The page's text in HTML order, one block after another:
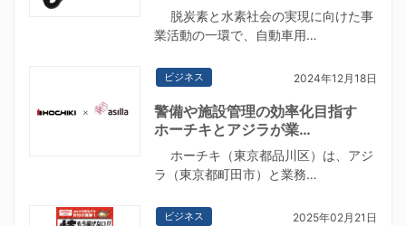
脱炭素と水素社会の実現に向けた事
業活動の一環で、自動車用…
ビジネス 2024年12月18日
警備や施設管理の効率化目指す
ホーチキとアジラが業…
ホーチキ（東京都品川区）は、アジ
ラ（東京都町田市）と業務…
ビジネス 2025年02月21日